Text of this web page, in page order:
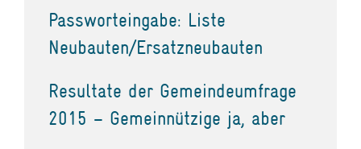
Passworteingabe: Liste
Neubauten/Ersatzneubauten
Resultate der Gemeindeumfrage
2015 – Gemeinnützige ja, aber